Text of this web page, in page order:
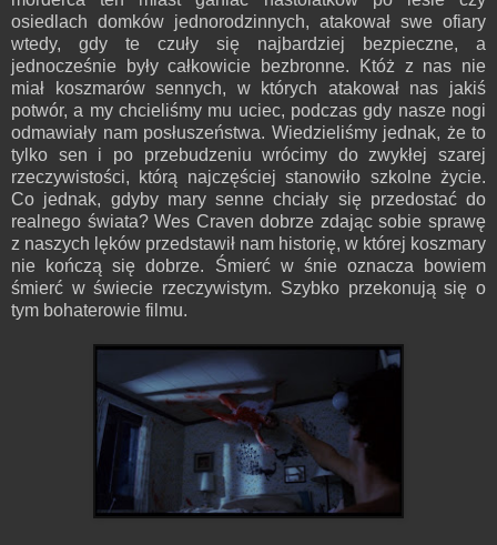
osiedlach domków jednorodzinnych, atakował swe ofiary
wtedy, gdy te czuły się najbardziej bezpieczne, a
jednocześnie były całkowicie bezbronne. Któż z nas nie
miał koszmarów sennych, w których atakował nas jakiś
potwór, a my chcieliśmy mu uciec, podczas gdy nasze nogi
odmawiały nam posłuszeństwa. Wiedzieliśmy jednak, że to
tylko sen i po przebudzeniu wrócimy do zwykłej szarej
rzeczywistości, którą najczęściej stanowiło szkolne życie.
Co jednak, gdyby mary senne chciały się przedostać do
realnego świata? Wes Craven dobrze zdając sobie sprawę
z naszych lęków przedstawił nam historię, w której koszmary
nie kończą się dobrze. Śmierć w śnie oznacza bowiem
śmierć w świecie rzeczywistym. Szybko przekonują się o
tym bohaterowie filmu.